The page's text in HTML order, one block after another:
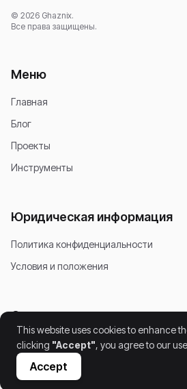
© 2026 Ghaznix.
Все права защищены.
Меню
Главная
Блог
Проекты
Инструменты
Юридическая информация
Политика конфиденциальности
Условия и положения
Соцсети
This website uses cookies to enhance
clicking "Accept", you agree to our
Accept